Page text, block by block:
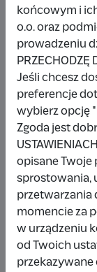
10 zł
1 zł
10 zł
końcowym i
o.o. oraz
prowadzeniu
PRZECHODZĘ
Jeśli chcesz
preferencje
wybierz opcję
Zgoda jest
opisane Twoje
sprostowania,
przetwarzania
momencie za
w urządzeniu
od Twoich